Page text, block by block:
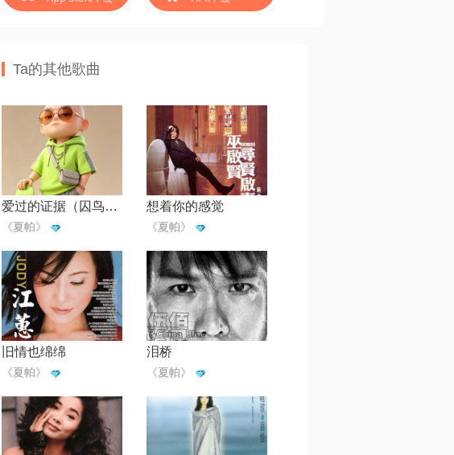
Ta的其他歌曲
爱过的证据（囚鸟）【风帅制作】
《夏帕》
想着你的感觉
《夏帕》
旧情也绵绵
《夏帕》
泪桥
《夏帕》